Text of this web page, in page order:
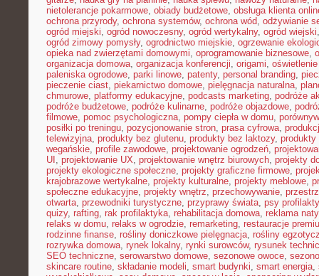
nietolerancje pokarmowe, obiady budżetowe, obsługa klienta
ochrona przyrody, ochrona systemów, ochrona wód, odżywianie
ogród miejski, ogród nowoczesny, ogród wertykalny, ogród wiejski
ogród zimowy pomysły, ogrodnictwo miejskie, ogrzewanie
opieka nad zwierzętami domowymi, oprogramowanie biznesowe,
organizacja domowa, organizacja konferencji, origami,
paleniska ogrodowe, parki linowe, patenty, personal branding,
pieczenie ciast, piekarnictwo domowe, pielęgnacja naturalna,
chmurowe, platformy edukacyjne, podcasts marketing, podróże
podróże budżetowe, podróże kulinarne, podróże objazdowe,
filmowe, pomoc psychologiczna, pompy ciepła w domu,
posiłki po treningu, pozycjonowanie stron, prasa cyfrowa,
telewizyjna, produkty bez glutenu, produkty bez laktozy, produkty
wegańskie, profile zawodowe, projektowanie ogrodzeń,
UI , projektowanie UX, projektowanie wnętrz biurowych, projekty
projekty ekologiczne społeczne, projekty graficzne firmowe,
krajobrazowe wertykalne, projekty kulturalne, projekty meblowe,
społeczne edukacyjne, projekty wnętrz, przechowywanie,
otwarta, przewodniki turystyczne, przyprawy świata, psy
quizy, rafting, rak profilaktyka, rehabilitacja domowa, reklama
relaks w domu, relaks w ogrodzie, remarketing, restauracje
rodzinne finanse, rośliny doniczkowe pielęgnacja, rośliny
rozrywka domowa, rynek lokalny, rynki surowców, rysunek
SEO techniczne, serowarstwo domowe, sezonowe owoce,
skincare routine, składanie modeli, smart budynki, smart energia,